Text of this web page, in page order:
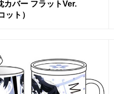
カバー フラットVer.
ット）